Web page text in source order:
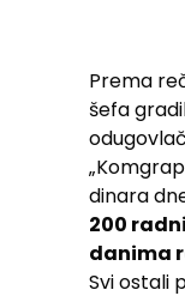
Prema
šefa
dinara
200
danima
Svi ostali